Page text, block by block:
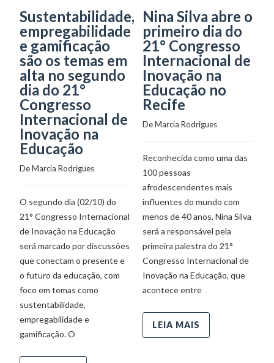
Sustentabilidade,
empregabilidade
e gamificação
são os temas em
alta no segundo
dia do 21°
Congresso
Internacional de
Inovação na
Educação
De Marcia Rodrigues
O segundo dia (02/10) do
21° Congresso Internacional
de Inovação na Educação
será marcado por discussões
que conectam o presente e
o futuro da educação, com
foco em temas como
sustentabilidade,
empregabilidade e
gamificação. O
Nina Silva abre o
primeiro dia do
21° Congresso
Internacional de
Inovação na
Educação no
Recife
De Marcia Rodrigues
Reconhecida como uma das
100 pessoas
afrodescendentes mais
influentes do mundo com
menos de 40 anos, Nina Silva
será a responsável pela
primeira palestra do 21°
Congresso Internacional de
Inovação na Educação, que
acontece entre
LEIA MAIS